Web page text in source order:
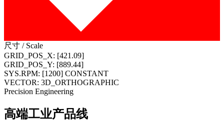
尺寸 / Scale
GRID_POS_X: [421.09]
GRID_POS_Y: [889.44]
SYS.RPM: [1200] CONSTANT
VECTOR: 3D_ORTHOGRAPHIC
Precision Engineering
高端工业产品线